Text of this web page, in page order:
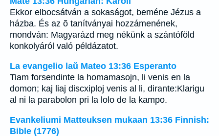
Ekkor elbocsátván a sokaságot, beméne Jézus a
házba. És az õ tanítványai hozzámenének,
mondván: Magyarázd meg nékünk a szántóföld
konkolyáról való példázatot.
La evangelio laŭ Mateo 13:36 Esperanto
Tiam forsendinte la homamasojn, li venis en la
domon; kaj liaj discxiploj venis al li, dirante:Klarigu
al ni la parabolon pri la lolo de la kampo.
Evankeliumi Matteuksen mukaan 13:36 Finnish:
Bible (1776)